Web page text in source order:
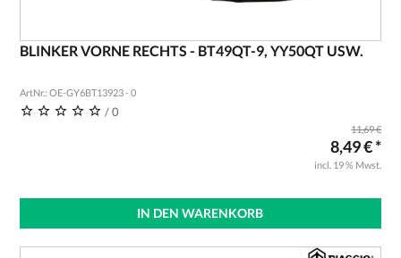
BLINKER VORNE RECHTS - BT49QT-9, YY50QT USW.
ArtNr.: OE-GY6BT13923 - 0
/ 0
11,69 €
8,49 € *
incl. 19 % Mwst.
IN DEN WARENKORB